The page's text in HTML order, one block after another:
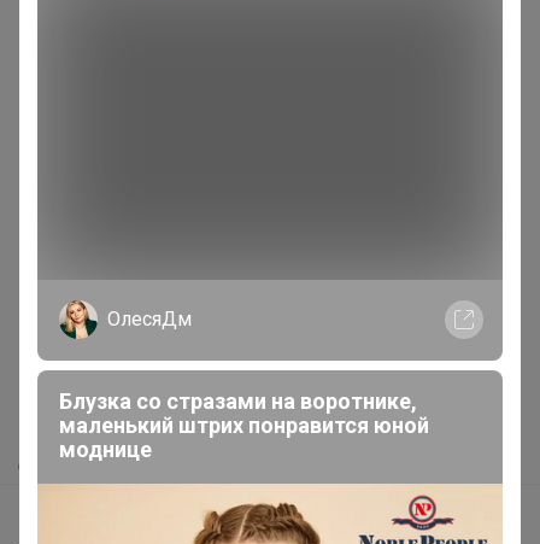
Как здесь все устроено?
Как сделать заказ?
Как получить?
Доставка
ОлесяДм
Блузка со стразами на воротнике,
маленький штрих понравится юной
моднице